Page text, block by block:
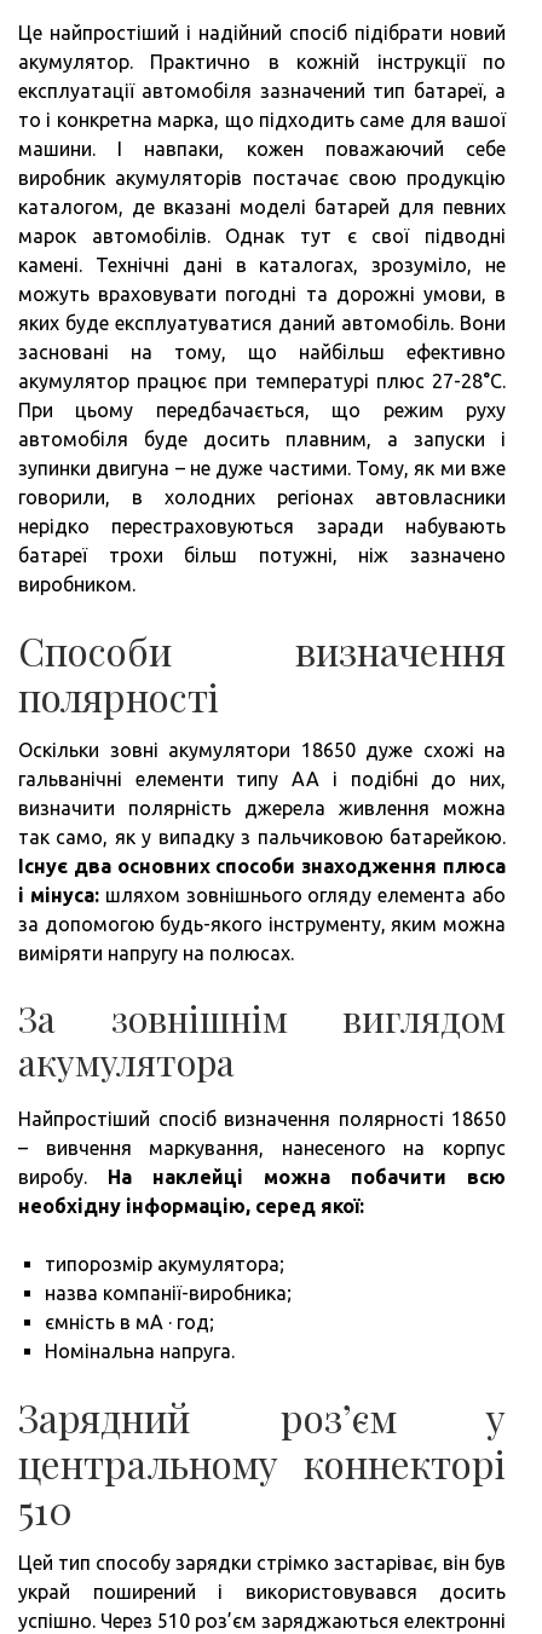
Це найпростіший і надійний спосіб підібрати новий
акумулятор. Практично в кожній інструкції по
експлуатації автомобіля зазначений тип батареї, а
то і конкретна марка, що підходить саме для вашої
машини. І навпаки, кожен поважаючий себе
виробник акумуляторів постачає свою продукцію
каталогом, де вказані моделі батарей для певних
марок автомобілів. Однак тут є свої підводні
камені. Технічні дані в каталогах, зрозуміло, не
можуть враховувати погодні та дорожні умови, в
яких буде експлуатуватися даний автомобіль. Вони
засновані на тому, що найбільш ефективно
акумулятор працює при температурі плюс 27-28°C.
При цьому передбачається, що режим руху
автомобіля буде досить плавним, а запуски і
зупинки двигуна – не дуже частими. Тому, як ми вже
говорили, в холодних регіонах автовласники
нерідко перестраховуються заради набувають
батареї трохи більш потужні, ніж зазначено
виробником.
Способи визначення
полярності
Оскільки зовні акумулятори 18650 дуже схожі на
гальванічні елементи типу АА і подібні до них,
визначити полярність джерела живлення можна
так само, як у випадку з пальчиковою батарейкою.
Існує два основних способи знаходження плюса
і мінуса:шляхом зовнішнього огляду елемента або
за допомогою будь-якого інструменту, яким можна
виміряти напругу на полюсах.
За зовнішнім виглядом
акумулятора
Найпростіший спосіб визначення полярності 18650
– вивчення маркування, нанесеного на корпус
виробу. На наклейці можна побачити всю
необхідну інформацію, серед якої:
типорозмір акумулятора;
назва компанії-виробника;
ємність в мА · год;
Номінальна напруга.
Зарядний роз’єм у
центральному коннекторі
510
Цей тип способу зарядки стрімко застаріває, він був
украй поширений і використовувався досить
успішно. Через 510 роз’єм заряджаються електронні